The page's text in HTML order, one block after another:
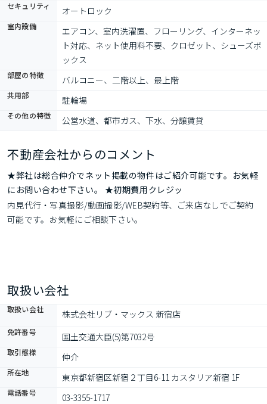
セキュリティ オートロック
室内設備
エアコン、室内洗濯置、フローリング、インターネッ
ト対応、ネット使用料不要、クロゼット、シューズボ
ックス
部屋の特徴 バルコニー、二階以上、最上階
共用部 駐輪場
その他の特徴 公営水道、都市ガス、下水、分譲賃貸
不動産会社からのコメント
★弊社は総合仲介でネット掲載の物件はご紹介可能です。お気軽
にお問い合わせ下さい。 ★初期費用クレジッ
内見代行・写真撮影/動画撮影/WEB契約等、ご来店なしでご契約
可能です。お気軽にご相談下さい。
取扱い会社
取扱い会社 株式会社リブ・マックス 新宿店
免許番号 国土交通大臣(5)第7032号
取引態様 仲介
所在地 東京都新宿区新宿２丁目6-11 カスタリア新宿 1F
電話番号 03-3355-1717